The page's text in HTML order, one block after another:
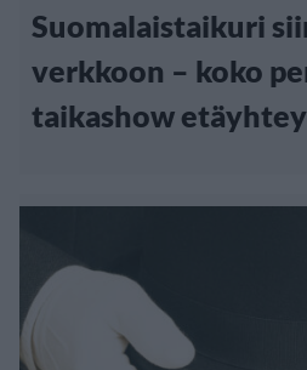
Suomalaistaikuri
verkkoon – koko
taikashow